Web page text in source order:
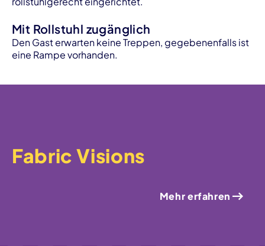
Mit Rollstuhl zugänglich
Den Gast erwarten keine Treppen, gegebenenfalls ist
eine Rampe vorhanden.
Fabric Visions
Mehr erfahren